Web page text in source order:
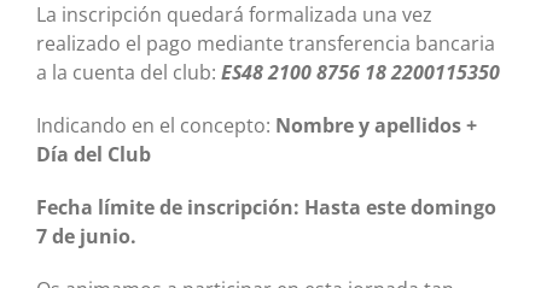
La inscripción quedará formalizada una vez
realizado el pago mediante transferencia bancaria
a la cuenta del club: ES48 2100 8756 18 2200115350
Indicando en el concepto: Nombre y apellidos +
Día del Club
Fecha límite de inscripción: Hasta este domingo
7 de junio.